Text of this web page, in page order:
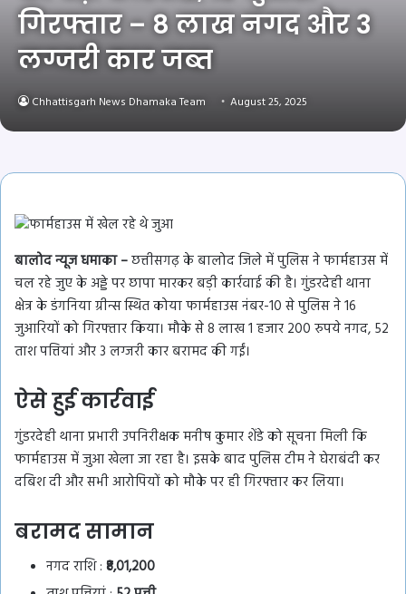
गिरफ्तार – 8 लाख नगद और 3
लग्जरी कार जब्त
Chhattisgarh News Dhamaka Team August 25, 2025
बालोद न्यूज धमाका –छत्तीसगढ़ के बालोद जिले में पुलिस ने फार्महाउस में
चल रहे जुए के अड्डे पर छापा मारकर बड़ी कार्रवाई की है। गुंडरदेही थाना
क्षेत्र के डंगनिया ग्रीन्स स्थित कोया फार्महाउस नंबर-10 से पुलिस ने 16
जुआरियों को गिरफ्तार किया। मौके से 8 लाख 1 हजार 200 रुपये नगद, 52
ताश पत्तियां और 3 लग्जरी कार बरामद की गईं।
ऐसे हुई कार्रवाई
गुंडरदेही थाना प्रभारी उपनिरीक्षक मनीष कुमार शेंडे को सूचना मिली कि
फार्महाउस में जुआ खेला जा रहा है। इसके बाद पुलिस टीम ने घेराबंदी कर
दबिश दी और सभी आरोपियों को मौके पर ही गिरफ्तार कर लिया।
बरामद सामान
नगद राशि : ₹8,01,200